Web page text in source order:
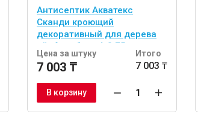
Антисептик Акватекс
Сканди кроющий
декоративный для дерева
айсберг база А 0,75 л
Цена за штуку
7 003 ₸
Итого
7 003 ₸
В корзину